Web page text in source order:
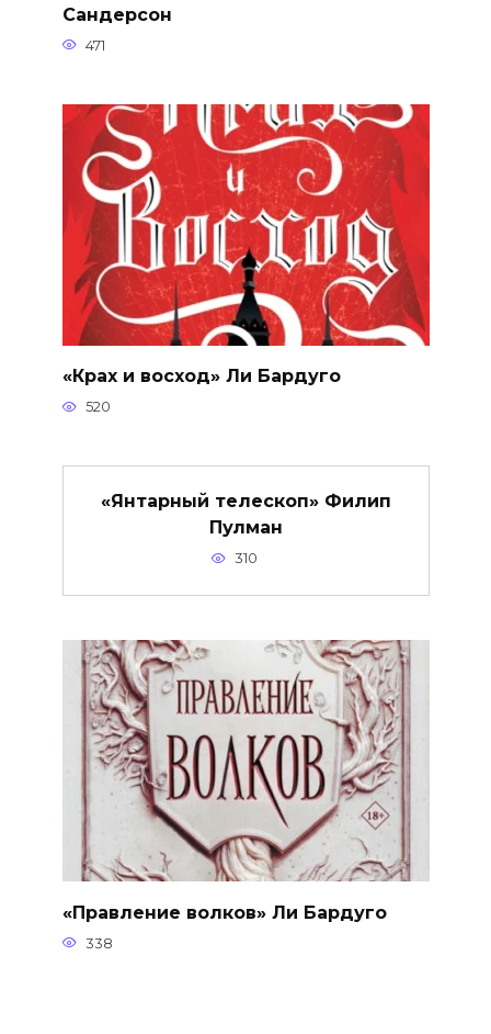
Сандерсон
471
«Крах и восход» Ли Бардуго
520
«Янтарный телескоп» Филип
Пулман
310
«Правление волков» Ли Бардуго
338